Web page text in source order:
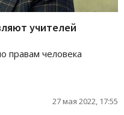
учителей
правам человека
27 мая 2022, 17:55